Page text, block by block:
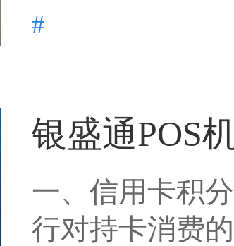
#
银盛通POS
一、信用卡积
行对持卡消费